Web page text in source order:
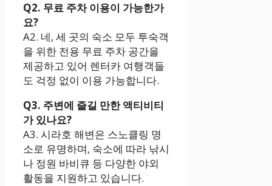
Q2. 무료 주차 이용이 가능한가
요?
A2. 네, 세 곳의 숙소 모두 투숙객
을 위한 전용 무료 주차 공간을
제공하고 있어 렌터카 여행객들
도 걱정 없이 이용 가능합니다.
Q3. 주변에 즐길 만한 액티비티
가 있나요?
A3. 시라호 해변은 스노클링 명
소로 유명하며, 숙소에 따라 낚시
나 정원 바비큐 등 다양한 야외
활동을 지원하고 있습니다.